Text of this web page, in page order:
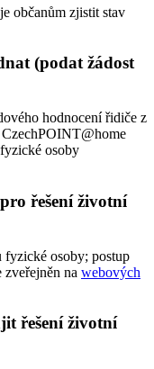
občanům zjistit stav
(podat žádost
hodnocení řidiče z
osoby
řešení životní
fyzické osoby; postup
na webových
řešení životní